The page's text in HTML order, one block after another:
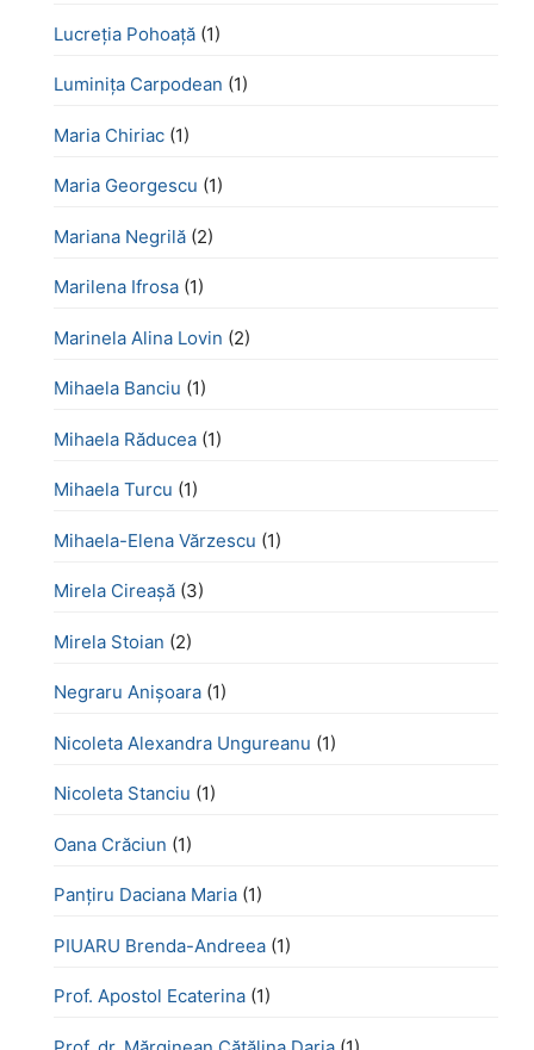
Lucreţia Pohoaţă (1)
Luminița Carpodean (1)
Maria Chiriac (1)
Maria Georgescu (1)
Mariana Negrilă (2)
Marilena Ifrosa (1)
Marinela Alina Lovin (2)
Mihaela Banciu (1)
Mihaela Răducea (1)
Mihaela Turcu (1)
Mihaela-Elena Vărzescu (1)
Mirela Cireașă (3)
Mirela Stoian (2)
Negraru Anișoara (1)
Nicoleta Alexandra Ungureanu (1)
Nicoleta Stanciu (1)
Oana Crăciun (1)
Panțiru Daciana Maria (1)
PIUARU Brenda-Andreea (1)
Prof. Apostol Ecaterina (1)